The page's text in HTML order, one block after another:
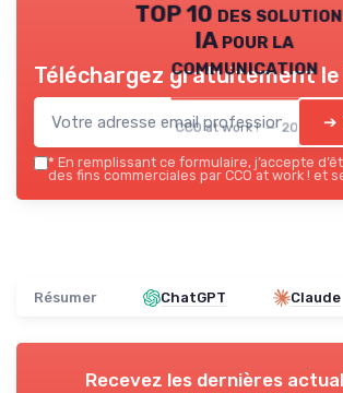
TOP 10 des
IA pour la
communication
CCO at work ! — 2026
Téléchargez gratuitement
➔
* En remplissant ce formulaire, j’accepte
des fins commerciales par CCO at work ! et
Résumer ChatGPT Claude
Recevez les dernières